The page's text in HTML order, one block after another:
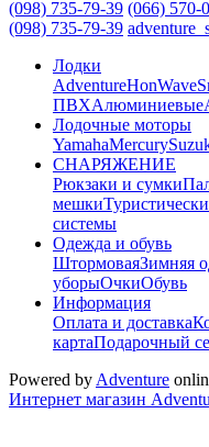
(098) 735-79-39 (066) 570-
(098) 735-79-39
Лодки
AdventureHonWave
ПВХАлюминиевые
Лодочные моторы
YamahaMercury
СНАРЯЖЕНИЕ
Рюкзаки и сумки
мешки
системы
Одежда и обувь
ШтормоваяЗимняя
уборыОчкиОбувь
Информация
Оплата и доставка
картаПодарочный
Powered by Adventure
Интернет магазин